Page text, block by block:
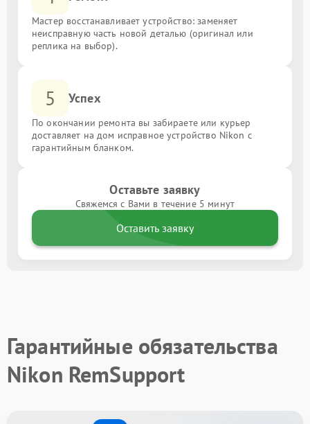
Мастер восстанавливает устройство: заменяет
неисправную часть новой деталью (оригинал или
реплика на выбор).
5 Успех
По окончании ремонта вы забираете или курьер
доставляет на дом исправное устройство Nikon с
гарантийным бланком.
Оставьте заявку
Свяжемся с Вами в течение 5 минут
Оставить заявку
Гарантийные обязательства
Nikon RemSupport